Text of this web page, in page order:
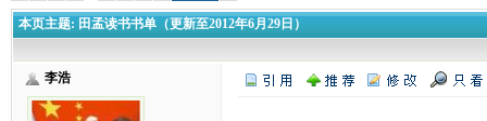
本页主题: 田孟读书书单（更新至2012年6月29日）
李浩